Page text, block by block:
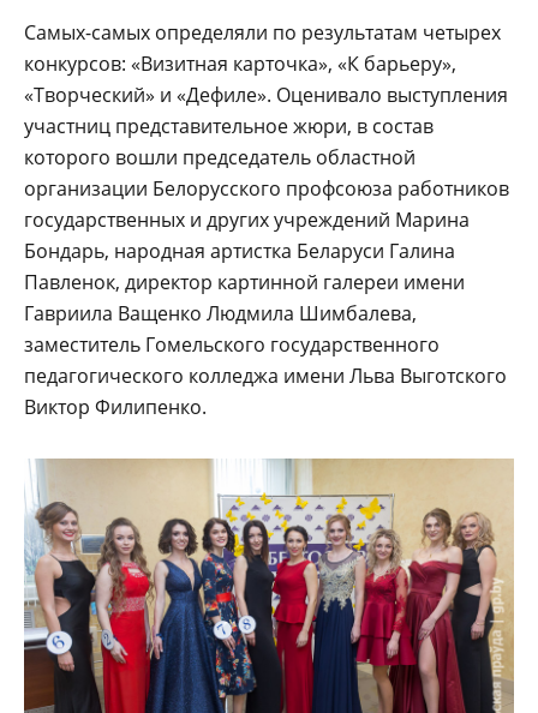
Самых-самых определяли по результатам четырех
конкурсов: «Визитная карточка», «К барьеру»,
«Творческий» и «Дефиле». Оценивало выступления
участниц представительное жюри, в состав
которого вошли председатель областной
организации Белорусского профсоюза работников
государственных и других учреждений Марина
Бондарь, народная артистка Беларуси Галина
Павленок, директор картинной галереи имени
Гавриила Ващенко Людмила Шимбалева,
заместитель Гомельского государственного
педагогического колледжа имени Льва Выготского
Виктор Филипенко.